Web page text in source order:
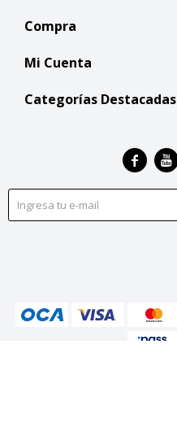
Compra
Mi Cuenta
Categorías Destacadas
 